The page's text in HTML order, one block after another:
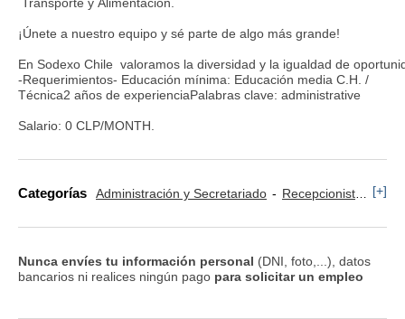
¡Únete a nuestro equipo y sé parte de algo más grande!
En Sodexo Chile valoramos la diversidad y la igualdad de
-Requerimientos- Educación mínima: Educación media C.H. /
Técnica2 años de experienciaPalabras clave: administrative
Salario: 0 CLP/MONTH.
Categorías Administración y Secretariado Recepcionista [+]
Nunca envíes tu información personal (DNI, foto,...), datos
bancarios ni realices ningún pago para solicitar un empleo